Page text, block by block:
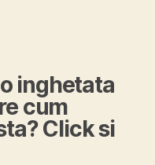
inghetata
cum
Click si